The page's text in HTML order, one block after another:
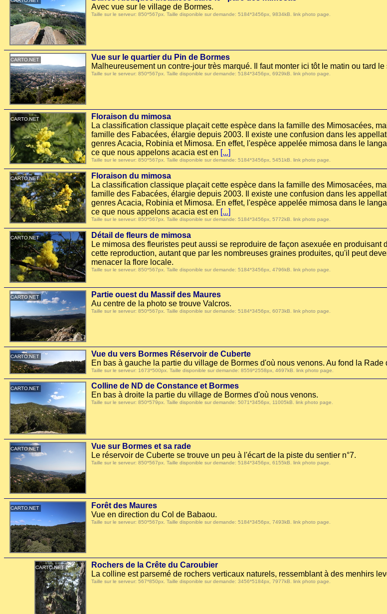
Avec vue sur le village de Bormes.
Taille sur le serveur: 850*567px. Taille disponible sur demande: 5184*3456px, 9834kB. link photo page
Vue sur le quartier du Pin de Bormes
Malheureusement un contre-jour très marqué. Il faut monter ici tôt le matin ou tard le
Taille sur le serveur: 850*567px. Taille disponible sur demande: 5184*3456px, 6929kB. link photo page
Floraison du mimosa
La classification classique plaçait cette espèce dans la famille des Mimosacées,
famille des Fabacées, élargie depuis 2003. Il existe une confusion dans les
genres Acacia, Robinia et Mimosa. En effet, l'espèce appelée mimosa dans le
ce que nous appelons acacia est en [...]
Taille sur le serveur: 850*567px. Taille disponible sur demande: 5184*3456px, 5451kB. link photo page
Floraison du mimosa
La classification classique plaçait cette espèce dans la famille des Mimosacées,
famille des Fabacées, élargie depuis 2003. Il existe une confusion dans les
genres Acacia, Robinia et Mimosa. En effet, l'espèce appelée mimosa dans le
ce que nous appelons acacia est en [...]
Taille sur le serveur: 850*567px. Taille disponible sur demande: 5184*3456px, 5772kB. link photo page
Détail de fleurs de mimosa
Le mimosa des fleuristes peut aussi se reproduire de façon asexuée en produisant
cette reproduction, autant que par les nombreuses graines produites, qu'il peut
menacer la flore locale.
Taille sur le serveur: 850*567px. Taille disponible sur demande: 5184*3456px, 4796kB. link photo page
Partie ouest du Massif des Maures
Au centre de la photo se trouve Valcros.
Taille sur le serveur: 850*567px. Taille disponible sur demande: 5184*3456px, 6073kB. link photo page
Vue du vers Bormes Réservoir de Cuberte
En bas à gauche la partie du village de Bormes d'où nous venons. Au fond la Rade
Taille sur le serveur: 1673*500px. Taille disponible sur demande: 8559*2558px, 4697kB. link photo page
Colline de ND de Constance et Bormes
En bas à droite la partie du village de Bormes d'où nous venons.
Taille sur le serveur: 850*579px. Taille disponible sur demande: 5071*3456px, 11005kB. link photo page
Vue sur Bormes et sa rade
Le réservoir de Cuberte se trouve un peu à l'écart de la piste du sentier n°7.
Taille sur le serveur: 850*567px. Taille disponible sur demande: 5184*3456px, 6155kB. link photo page
Forêt des Maures
Vue en direction du Col de Babaou.
Taille sur le serveur: 850*567px. Taille disponible sur demande: 5184*3456px, 7493kB. link photo page
Rochers de la Crête du Caroubier
La colline est parsemé de rochers verticaux naturels, ressemblant à des menhirs
Taille sur le serveur: 567*850px. Taille disponible sur demande: 3456*5184px, 7977kB. link photo page